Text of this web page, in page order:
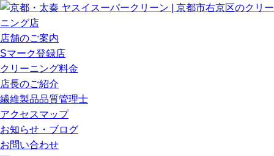
店舗のご案内
Sマーク登録店
クリーニング料金
店長のご紹介
繊維製品品質管理士
アクセスマップ
お知らせ・ブログ
お問い合わせ